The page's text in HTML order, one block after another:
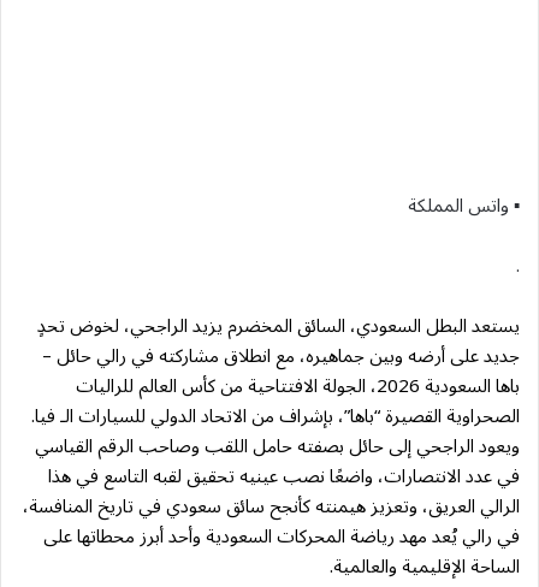
▪︎ واتس المملكة
.
يستعد البطل السعودي، السائق المخضرم يزيد الراجحي، لخوض تحدٍ
جديد على أرضه وبين جماهيره، مع انطلاق مشاركته في رالي حائل –
باها السعودية 2026، الجولة الافتتاحية من كأس العالم للراليات
الصحراوية القصيرة “باها”، بإشراف من الاتحاد الدولي للسيارات الـ فيا.
ويعود الراجحي إلى حائل بصفته حامل اللقب وصاحب الرقم القياسي
في عدد الانتصارات، واضعًا نصب عينيه تحقيق لقبه التاسع في هذا
الرالي العريق، وتعزيز هيمنته كأنجح سائق سعودي في تاريخ المنافسة،
في رالي يُعد مهد رياضة المحركات السعودية وأحد أبرز محطاتها على
الساحة الإقليمية والعالمية.